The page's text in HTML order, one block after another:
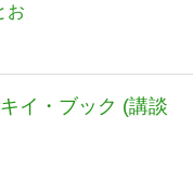
お
イ・ブック (講談